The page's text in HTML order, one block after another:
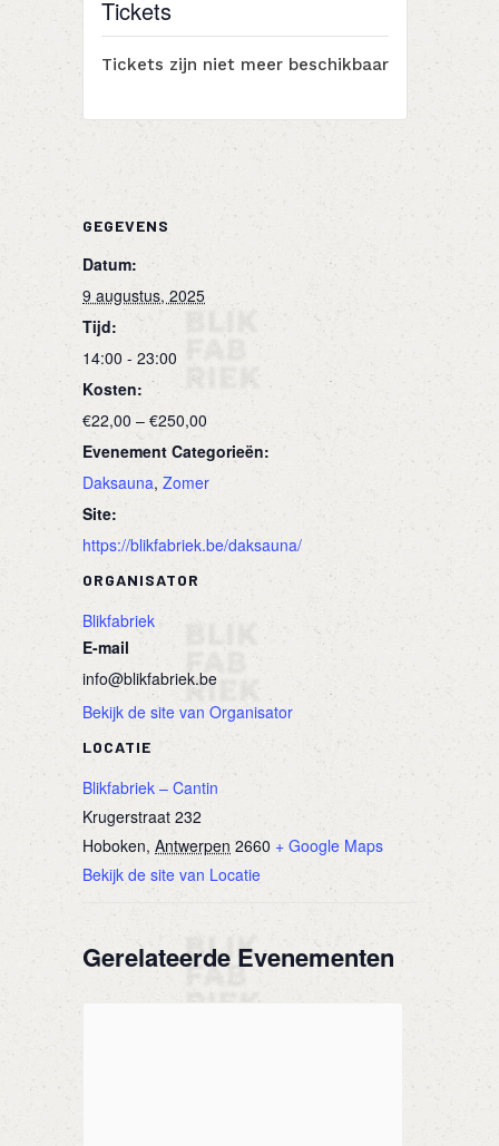
GEGEVENS
Datum:
9 augustus, 2025
Tijd:
14:00 - 23:00
Kosten:
€22,00 – €250,00
Evenement Categorieën:
Daksauna, Zomer
Site:
https://blikfabriek.be/daksauna/
LOCATIE
Blikfabriek – Cantin
Krugerstraat 232
Hoboken, Antwerpen 2660 + Google Maps
Bekijk de site van Locatie
ORGANISATOR
Blikfabriek
E-mail
info@blikfabriek.be
Bekijk de site van Organisator
Tickets
Tickets zijn niet meer beschikbaar
Gerelateerde Evenementen